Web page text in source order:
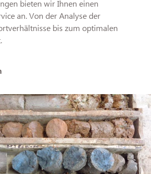
bieten wir Ihnen einen
an. Von der Analyse der
bis zum optimalen